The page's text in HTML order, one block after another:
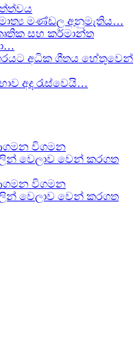
මණ්ඩල අනුමැතිය…
සහ කර්මාන්ත
අධික ශීතය හේතුවෙන්
අද රැස්වෙයි…
විගමන
වෙලාව වෙන් කරගත
විගමන
වෙලාව වෙන් කරගත